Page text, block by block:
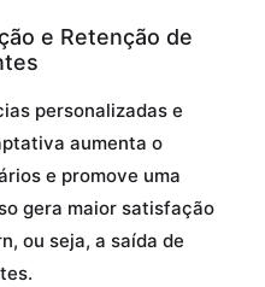
e Retenção de
personalizadas e
aumenta o
e promove uma
gera maior satisfação
ou seja, a saída de